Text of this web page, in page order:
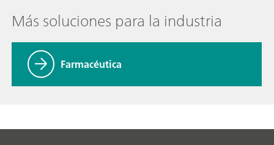
Más soluciones para la industria
Farmacéutica